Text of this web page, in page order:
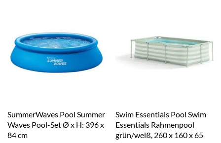
SummerWaves Pool Summer
Waves Pool-Set Ø x H: 396 x
84 cm
Swim Essentials Pool Swim
Essentials Rahmenpool
grün/weiß, 260 x 160 x 65